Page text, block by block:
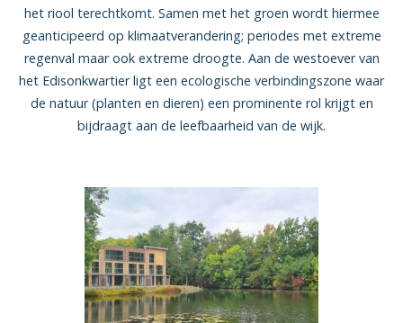
het riool terechtkomt. Samen met het groen wordt hiermee
geanticipeerd op klimaatverandering; periodes met extreme
regenval maar ook extreme droogte. Aan de westoever van
het Edisonkwartier ligt een ecologische verbindingszone waar
de natuur (planten en dieren) een prominente rol krijgt en
bijdraagt aan de leefbaarheid van de wijk.